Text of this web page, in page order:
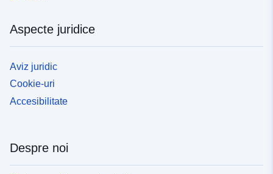
Aspecte juridice
Aviz juridic
Cookie-uri
Accesibilitate
Despre noi